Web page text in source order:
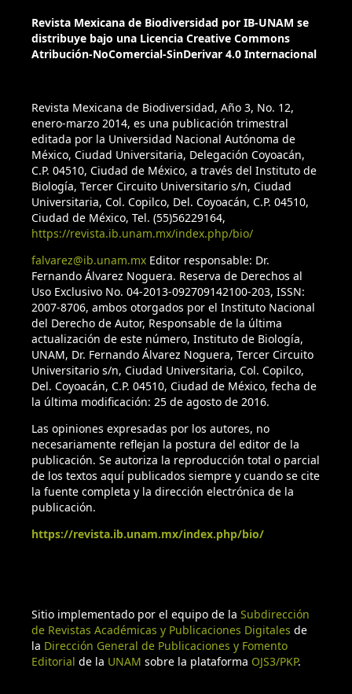
Revista Mexicana de Biodiversidad por IB-UNAM se
distribuye bajo una Licencia Creative Commons
Atribución-NoComercial-SinDerivar 4.0 Internacional
Revista Mexicana de Biodiversidad, Año 3, No. 12,
enero-marzo 2014, es una publicación trimestral
editada por la Universidad Nacional Autónoma de
México, Ciudad Universitaria, Delegación Coyoacán,
C.P. 04510, Ciudad de México, a través del Instituto de
Biología, Tercer Circuito Universitario s/n, Ciudad
Universitaria, Col. Copilco, Del. Coyoacán, C.P. 04510,
Ciudad de México, Tel. (55)56229164,
https://revista.ib.unam.mx/index.php/bio/
falvarez@ib.unam.mxEditor responsable: Dr.
Fernando Álvarez Noguera. Reserva de Derechos al
Uso Exclusivo No. 04-2013-092709142100-203, ISSN:
2007-8706, ambos otorgados por el Instituto Nacional
del Derecho de Autor, Responsable de la última
actualización de este número, Instituto de Biología,
UNAM, Dr. Fernando Álvarez Noguera, Tercer Circuito
Universitario s/n, Ciudad Universitaria, Col. Copilco,
Del. Coyoacán, C.P. 04510, Ciudad de México, fecha de
la última modificación: 25 de agosto de 2016.
Las opiniones expresadas por los autores, no
necesariamente reflejan la postura del editor de la
publicación. Se autoriza la reproducción total o parcial
de los textos aquí publicados siempre y cuando se cite
la fuente completa y la dirección electrónica de la
publicación.
https://revista.ib.unam.mx/index.php/bio/
Sitio implementado por el equipo de la Subdirección
de Revistas Académicas y Publicaciones Digitales de
la Dirección General de Publicaciones y Fomento
Editorial de la UNAM sobre la plataforma OJS3/PKP.